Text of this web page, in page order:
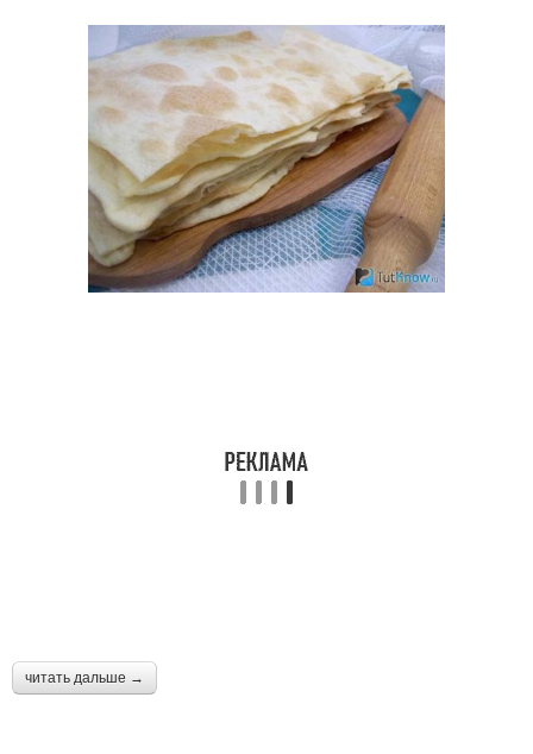
читать дальше →